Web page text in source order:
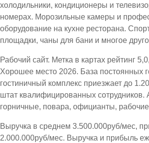
холодильники, кондиционеры и
номерах. Морозильные камеры и
оборудование на кухне ресторана.
площадки, чаны для бани и многое
Рабочий сайт. Метка в картах рейтинг
Хорошее место 2026. База постоянных
гостиничный комплекс приезжает до
штат квалифицированных сотрудников.
горничные, повара, официанты,
Выручка в среднем 3.500.000руб/мес,
2.000.000руб/мес. Выручка и прибыль